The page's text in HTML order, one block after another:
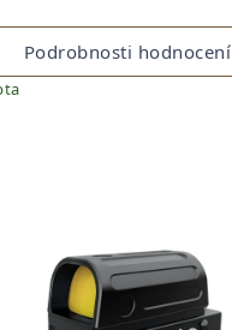
Podrobnosti hodnocení